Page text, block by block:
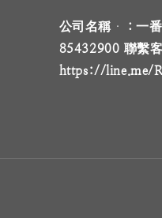
公司名稱 ：一
85432900 聯繫
https://line.me/